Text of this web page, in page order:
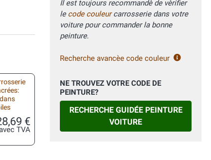
€
TVA
Il est toujours recommandè de vèrifier
le code couleurcarrosserie dans votre
voiture pour commander la bonne
peinture.
Recherche avancèe code couleur
NE TROUVEZ VOTRE CODE DE
PEINTURE?
RECHERCHE GUIDÉE PEINTURE
VOITURE